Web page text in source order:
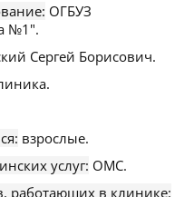
ОГБУЗ
№1".
Сергей Борисович.
взрослые.
услуг: ОМС.
работающих в клинике: